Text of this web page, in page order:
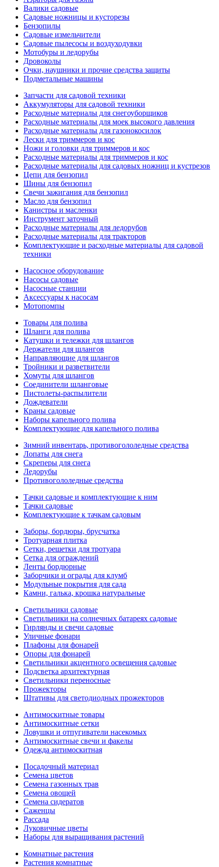
Валики садовые
Садовые ножницы и кусторезы
Бензопилы
Садовые измельчители
Садовые пылесосы и воздуходувки
Мотобуры и ледорубы
Дровоколы
Очки, наушники и прочие средства защиты
Подметальные машины
Запчасти для садовой техники
Аккумуляторы для садовой техники
Расходные материалы для снегоуборщиков
Расходные материалы для моек высокого давления
Расходные материалы для газонокосилок
Лески для триммеров и кос
Ножи и головки для триммеров и кос
Расходные материалы для триммеров и кос
Расходные материалы для садовых ножниц и кустрезов
Цепи для бензопил
Шины для бензопил
Свечи зажигания для бензопил
Масло для бензопил
Канистры и масленки
Инструмент заточный
Расходные материалы для ледорубов
Расходные материалы для тракторов
Комплектующие и расходные материалы для садовой
техники
Насосное оборудование
Насосы садовые
Насосные станции
Аксессуары к насосам
Мотопомпы
Товары для полива
Шланги для полива
Катушки и тележки для шлангов
Держатели для шлангов
Направляющие для шлангов
Тройники и разветвители
Хомуты для шлангов
Соединители шланговые
Пистолеты-распылители
Дождеватели
Краны садовые
Наборы капельного полива
Комплектующие для капельного полива
Зимний инвентарь, противогололедные средства
Лопаты для снега
Скреперы для снега
Ледорубы
Противогололедные средства
Тачки садовые и комплектующие к ним
Тачки садовые
Комплектующие к тачкам садовым
Заборы, бордюры, брусчатка
Тротуарная плитка
Сетки, решетки для тротуара
Сетка для ограждений
Ленты бордюрные
Заборчики и ограды для клумб
Модульные покрытия для сада
Камни, галька, крошка натуральные
Светильники садовые
Светильники на солнечных батареях садовые
Гирлянды и свечи садовые
Уличные фонари
Плафоны для фонарей
Опоры для фонарей
Светильники акцентного освещения садовые
Подсветка архитектурная
Светильники переносные
Прожекторы
Штативы для светодиодных прожекторов
Антимоскитные товары
Антимоскитные сетки
Ловушки и отпугиватели насекомых
Антимоскитные свечи и факелы
Одежда антимоскитная
Посадочный материал
Семена цветов
Семена газонных трав
Семена овощей
Семена сидератов
Саженцы
Рассада
Луковичные цветы
Наборы для выращивания растений
Комнатные растения
Растения комнатные